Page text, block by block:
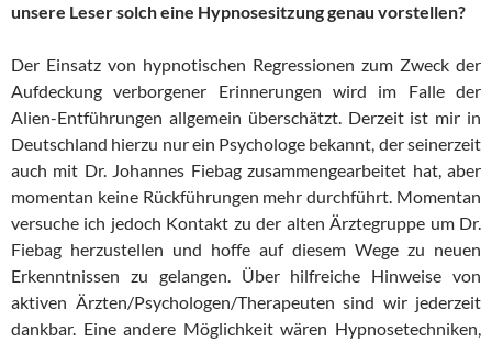
unsere Leser solch eine Hypnosesitzung genau vorstellen?
Der Einsatz von hypnotischen Regressionen zum Zweck der
Aufdeckung verborgener Erinnerungen wird im Falle der
Alien-Entführungen allgemein überschätzt. Derzeit ist mir in
Deutschland hierzu nur ein Psychologe bekannt, der seinerzeit
auch mit Dr. Johannes Fiebag zusammengearbeitet hat, aber
momentan keine Rückführungen mehr durchführt. Momentan
versuche ich jedoch Kontakt zu der alten Ärztegruppe um Dr.
Fiebag herzustellen und hoffe auf diesem Wege zu neuen
Erkenntnissen zu gelangen. Über hilfreiche Hinweise von
aktiven Ärzten/Psychologen/Therapeuten sind wir jederzeit
dankbar. Eine andere Möglichkeit wären Hypnosetechniken,